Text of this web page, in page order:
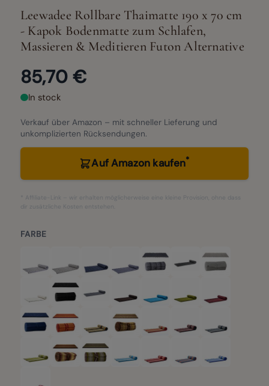
Leewadee Rollbare Thaimatte 190 x 70 cm
- Kapok Bodenmatte zum Schlafen,
Massieren & Meditieren Futon Alternative
85,70 €
In stock
Verkauf über Amazon – mit schneller Lieferung und
unkomplizierten Rücksendungen.
Auf Amazon kaufen*
* Affiliate-Link – wir erhalten möglicherweise eine kleine Provision, ohne dass
dir zusätzliche Kosten entstehen.
FARBE